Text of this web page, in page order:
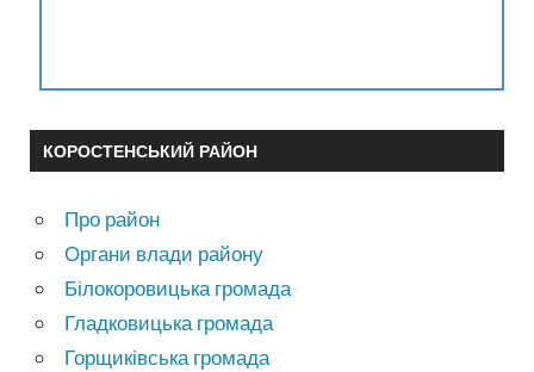
КОРОСТЕНСЬКИЙ РАЙОН
Про район
Органи влади району
Білокоровицька громада
Гладковицька громада
Горщиківська громада